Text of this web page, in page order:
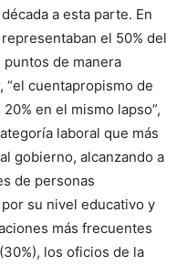
a esta parte. En
el 50% del
de manera
“el cuentapropismo de
en el mismo lapso”,
laboral que más
gobierno, alcanzando a
de personas
su nivel educativo y
más frecuentes
los oficios de la